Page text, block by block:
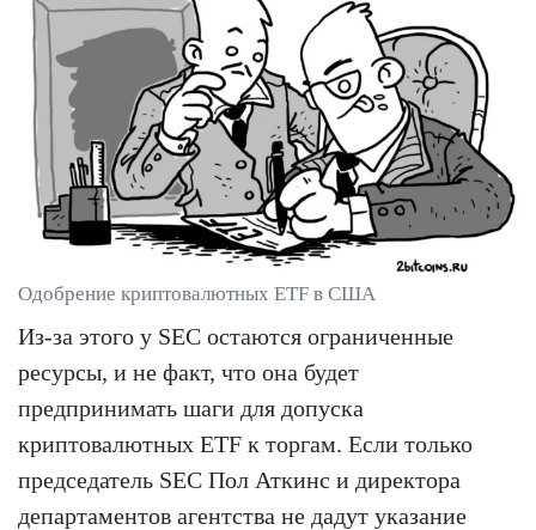
Одобрение криптовалютных ETF в США
Из-за этого у SEC остаются ограниченные
ресурсы, и не факт, что она будет
предпринимать шаги для допуска
криптовалютных ETF к торгам. Если только
председатель SEC Пол Аткинс и директора
департаментов агентства не дадут указание